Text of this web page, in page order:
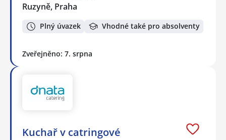
Ruzyně, Praha
Plný úvazek Vhodné také pro absolventy
Zveřejněno: 7. srpna
Kuchař v catringové